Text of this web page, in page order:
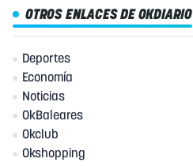
OTROS ENLACES DE OKDIARIO
Deportes
Economía
Noticias
OkBaleares
Okclub
Okshopping